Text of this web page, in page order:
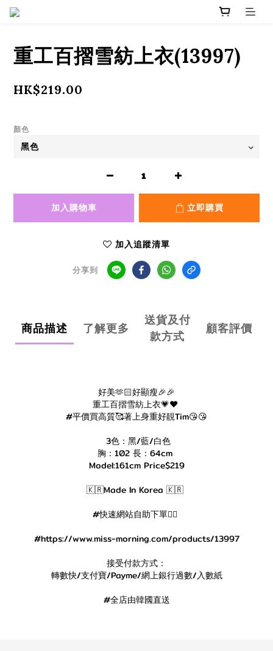
重工百摺雪紡上衣(13997)
HK$219.00
顏色
加入購物車 立即購買
加入追蹤清單
分享到
商品描述 了解更多
送貨及付
款方式
顧客評價
好美🫶🏻好顯瘦🎉🎉
重工百摺雪紡上衣💗❤️
#平價買高質🥰著上身重好靚Tim😘😘
3色：黑/藍/白色
胸：102 長：64cm
Model:161cm Price$219
🇰🇷Made In Korea 🇰🇷
#快速網站自助下單👇🏻
#https://www.miss-morning.com/products/13997
接受付款方式：
轉數快/支付寶/Payme/網上銀行過數/入數紙
#全店由韓國直送